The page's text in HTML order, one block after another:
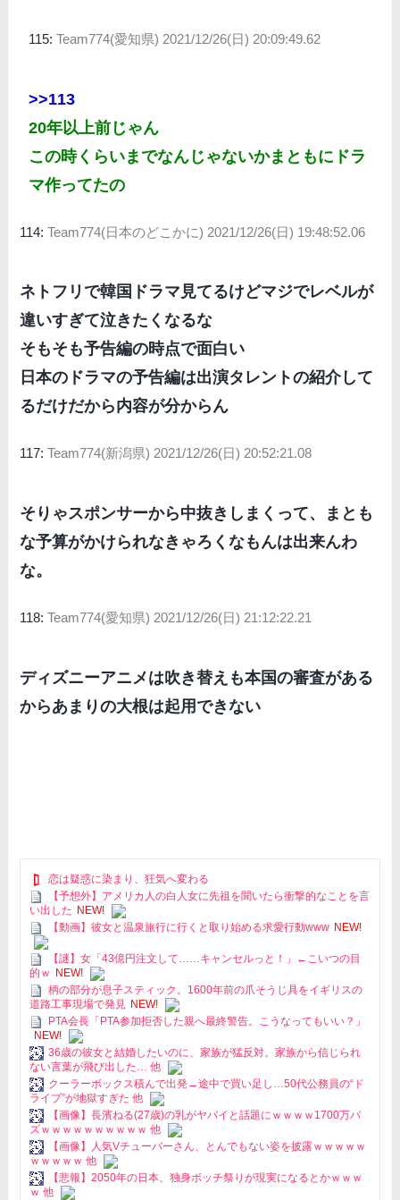
115:Team774(愛知県) 2021/12/26(日) 20:09:49.62
>>113
20年以上前じゃん
この時くらいまでなんじゃないかまともにドラ
マ作ってたの
114:Team774(日本のどこかに) 2021/12/26(日) 19:48:52.06
ネトフリで韓国ドラマ見てるけどマジでレベルが
違いすぎて泣きたくなるな
そもそも予告編の時点で面白い
日本のドラマの予告編は出演タレントの紹介して
るだけだから内容が分からん
117:Team774(新潟県) 2021/12/26(日) 20:52:21.08
そりゃスポンサーから中抜きしまくって、まとも
な予算がかけられなきゃろくなもんは出来んわ
な。
118:Team774(愛知県) 2021/12/26(日) 21:12:22.21
ディズニーアニメは吹き替えも本国の審査がある
からあまりの大根は起用できない
恋は疑惑に染まり、狂気へ変わる
【予想外】アメリカ人の白人女に先祖を聞いたら衝撃的なことを言
い出した NEW!
【動画】彼女と温泉旅行に行くと取り始める求愛行動www NEW!
【謎】女「43億円注文して……キャンセルっと！」←こいつの目
的ｗ
NEW!
柄の部分が息子スティック。1600年前の爪そうじ具をイギリスの
道路工事現場で発見 NEW!
PTA会長「PTA参加拒否した親へ最終警告。こうなってもいい？」
NEW!
36歳の彼女と結婚したいのに、家族が猛反対。家族から信じられ
ない言葉が飛び出した… 他
クーラーボックス積んで出発→途中で買い足し…50代公務員の“ド
ライブ”が地獄すぎた 他
【画像】長濱ねる(27歳)の乳がヤバイと話題にｗｗｗｗ1700万バ
ズｗｗｗｗｗｗｗｗｗｗ 他
【画像】人気Vチューバーさん、とんでもない姿を披露ｗｗｗｗｗ
ｗｗｗｗｗ 他
【悲報】2050年の日本、独身ボッチ祭りが現実になるとかｗｗｗ
ｗ 他